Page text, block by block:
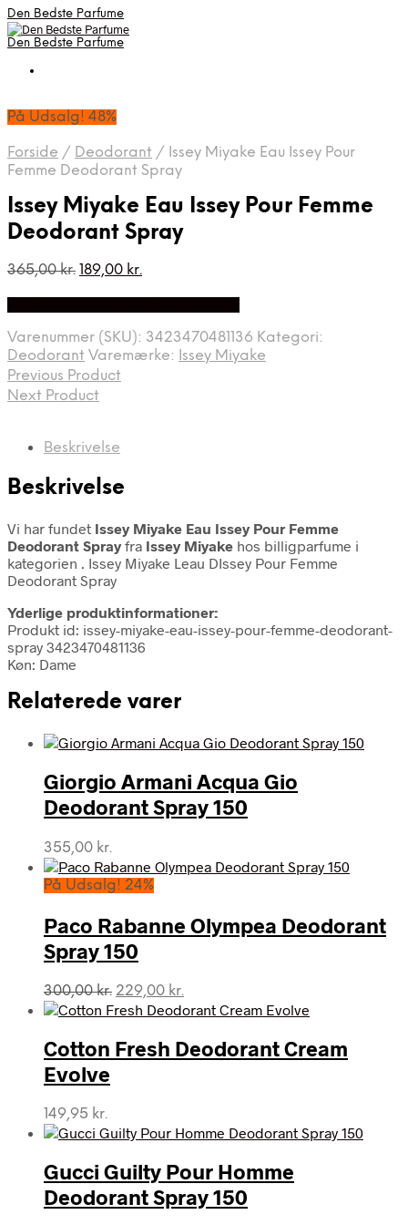
Den Bedste Parfume
Den Bedste Parfume
På Udsalg! 48%
Forside / Deodorant / Issey Miyake Eau Issey Pour
Femme Deodorant Spray
Issey Miyake Eau Issey Pour Femme
Deodorant Spray
365,00kr. Den
365,00 kr..
189,00 kr.Den
189,00 kr..
Varenummer (SKU): 3423470481136 Kategori:
Deodorant Varemærke: Issey Miyake
Previous Product
Next Product
Beskrivelse
Beskrivelse
Vi har fundet Issey Miyake Eau Issey Pour Femme
Deodorant Sprayfra Issey Miyake hos billigparfume i
kategorien . Issey Miyake Leau DIssey Pour Femme
Deodorant Spray
Yderlige produktinformationer:
Produkt id: issey-miyake-eau-issey-pour-femme-deodorant-
spray 3423470481136
Køn: Dame
Relaterede varer
Giorgio Armani Acqua Gio
Deodorant Spray 150
355,00 kr.
På Udsalg! 24%
Paco Rabanne Olympea Deodorant
Spray 150
300,00kr. Den
oprindelige
var:
300,00 kr..
229,00 kr.
aktuelle
er:
229,00 kr..
Cotton Fresh Deodorant Cream
Evolve
149,95 kr.
Gucci Guilty Pour Homme
Deodorant Spray 150